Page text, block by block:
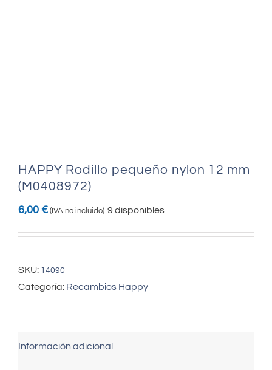
HAPPY Rodillo pequeño nylon 12 mm
(M0408972)
6,00 € (IVA no incluido) 9 disponibles
SKU: 14090
Categoría: Recambios Happy
Información adicional